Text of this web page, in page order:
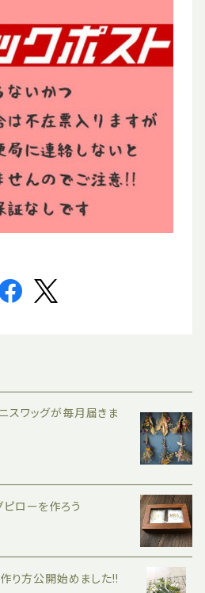
ニスワッグが毎月届きま
ピローを作ろう
り方公開始めました!!